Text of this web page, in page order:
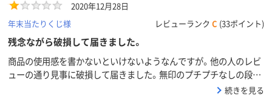
2020年12月28日
年末当たりくじ様
レビューランク C (33ポイント)
残念ながら破損して届きました。
商品の使用感を書かないといけないようなんですが。他の人のレビ
ューの通り見事に破損して届きました。無印のプチプチなしの段ボ
ールのままで届くので、運試しというか、無事に届けばラッキー、破
続きを見る